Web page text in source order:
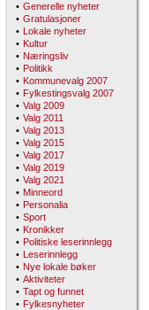
• Generelle nyheter
• Gratulasjoner
• Lokale nyheter
• Kultur
• Næringsliv
• Politikk
• Kommunevalg 2007
• Fylkestingsvalg 2007
• Valg 2009
• Valg 2011
• Valg 2013
• Valg 2015
• Valg 2017
• Valg 2019
• Valg 2021
• Minneord
• Personalia
• Sport
• Kronikker
• Politiske leserinnlegg
• Leserinnlegg
• Nye lokale bøker
• Aktiviteter
• Tapt og funnet
• Fylkesnyheter